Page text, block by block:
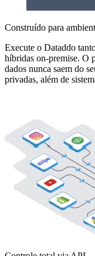
Construído para
Execute o Dataddo
híbridas on-premise. O
dados nunca saem do
privadas, além de